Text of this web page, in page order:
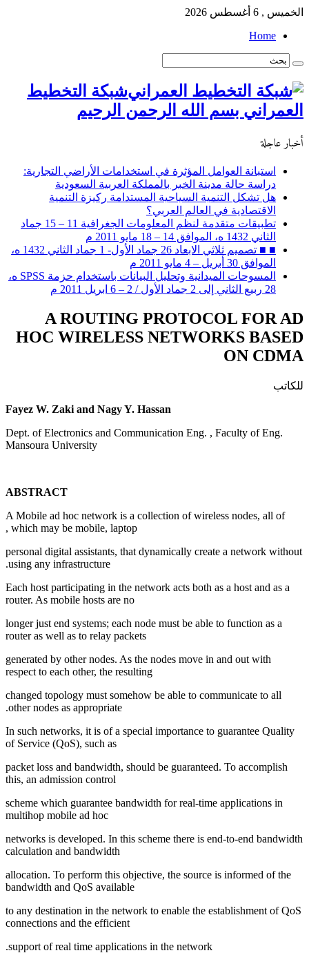
الخميس , 6 أغسطس 2026
Home
شبكة التخطيط
العمراني بسم الله الرحمن الرحيم
أخبار عاجلة
استبانة العوامل المؤثرة في استخدامات الأراضي التجارية:
دراسة حالة مدينة الخبر بالمملكة العربية السعودية
هل تشكل التنمية السياحية المستدامة ركيزة التنمية
الاقتصادية في العالم العربي؟
تطبيقات متقدمة لنظم المعلومات الجغرافية 11 – 15 جماد
الثاني 1432 ه، الموافق 14 – 18 مايو 2011 م
■ ■ تصميم ثلاثي الابعاد 26 جماد الأول- 1 جماد الثاني 1432 ه،
الموافق 30 أبريل – 4 مايو 2011 م
المسوحات الميدانية وتحليل البيانات باستخدام حزمة SPSS ه،
28 ربيع الثاني إلى 2 جماد الأول / 2 – 6 ابريل 2011 م
A ROUTING PROTOCOL FOR AD
HOC WIRELESS NETWORKS BASED
ON CDMA
للكاتب
Fayez W. Zaki and Nagy Y. Hassan
Dept. of Electronics and Communication Eng. , Faculty of Eng.
Mansoura University
ABSTRACT
A Mobile ad hoc network is a collection of wireless nodes, all of
which may be mobile, laptop ,
personal digital assistants, that dynamically create a network without
using any infrastructure.
Each host participating in the network acts both as a host and as a
router. As mobile hosts are no
longer just end systems; each node must be able to function as a
router as well as to relay packets
generated by other nodes. As the nodes move in and out with
respect to each other, the resulting
changed topology must somehow be able to communicate to all
other nodes as appropriate.
In such networks, it is of a special importance to guarantee Quality
of Service (QoS), such as
packet loss and bandwidth, should be guaranteed. To accomplish
this, an admission control
scheme which guarantee bandwidth for real-time applications in
multihop mobile ad hoc
networks is developed. In this scheme there is end-to-end bandwidth
calculation and bandwidth
allocation. To perform this objective, the source is informed of the
bandwidth and QoS available
to any destination in the network to enable the establishment of QoS
connections and the efficient
support of real time applications in the network.